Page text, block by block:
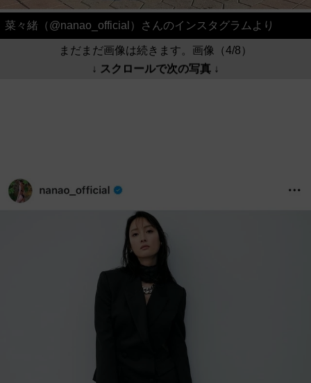
菜々緒（@nanao_official）さんのインスタグラムより
まだまだ画像は続きます。画像（4/8）
↓ スクロールで次の写真 ↓